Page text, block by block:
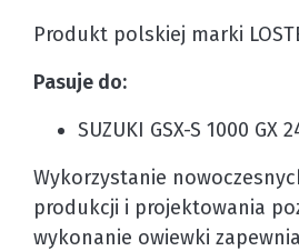
Produkt polskiej marki
Pasuje do:
SUZUKI GSX-S 1000 GX
Wykorzystanie
produkcji i projektowania
wykonanie owiewki